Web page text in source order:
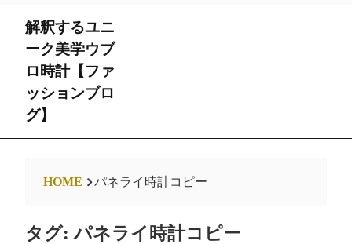
content
解釈するユニ
ーク美学ウブ
ロ時計【ファ
ッションブロ
グ】
HOME パネライ時計コピー
タグ:パネライ時計コピー